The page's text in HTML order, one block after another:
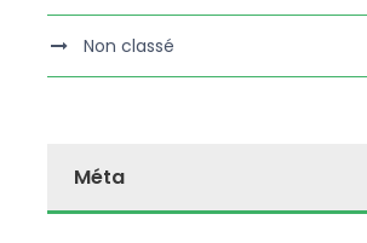
Non classé
Méta